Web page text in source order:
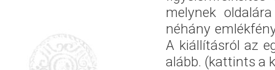
melynek
néhány
A kiállításról az
alább. (kattints a